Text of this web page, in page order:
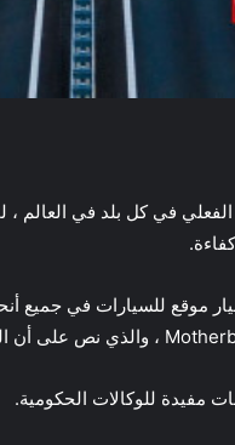
في كل بلد في العالم ،
مجموعة يوليسيس أن لديها إمكانية الوصول
مفيدة للوكالات الحكومية.